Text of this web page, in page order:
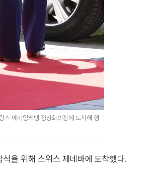
에비앙레뱅 정상회의장에 도착해 행
을 위해 스위스 제네바에 도착했다.